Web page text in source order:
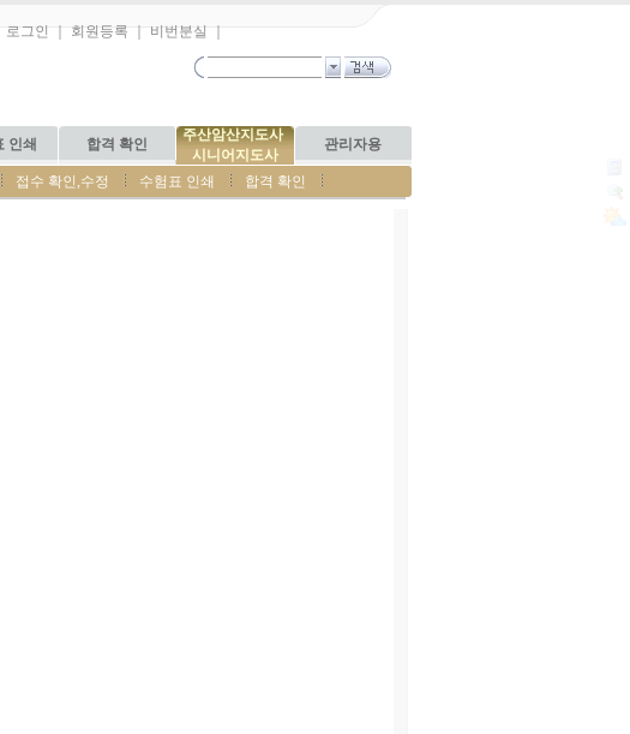
로그인 회원등록 비번분실
인쇄 합격 확인
주산암산지도사
시니어지도사
관리자용
접수 확인,수정 수험표 인쇄 합격 확인